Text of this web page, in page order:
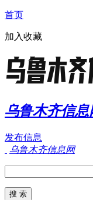
首页
加入收藏
乌鲁木齐信息
发布信息
乌鲁木齐信息网